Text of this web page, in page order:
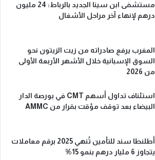
مستشفى ابن سينا الجديد بالرباط: 24 مليون
درهم لإنهاء آخر مراحل الأشغال
المغرب يرفع صادراته من زيت الزيتون نحو
السوق الإسبانية خلال الأشهر الأربعة الأولى
من 2026
استئناف تداول أسهم CMT في بورصة الدار
البيضاء بعد توقف مؤقت بقرار من AMMC
أطلنطا سند للتأمين تُنهي 2025 برقم معاملات
يتجاوز 6 مليار درهم بنمو 15%